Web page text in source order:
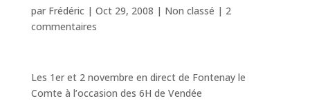
par Frédéric| Oct 29, 2008 | Non classé | 2
commentaires
Les 1er et 2 novembre en direct de Fontenay le
Comte à l’occasion des 6H de Vendée